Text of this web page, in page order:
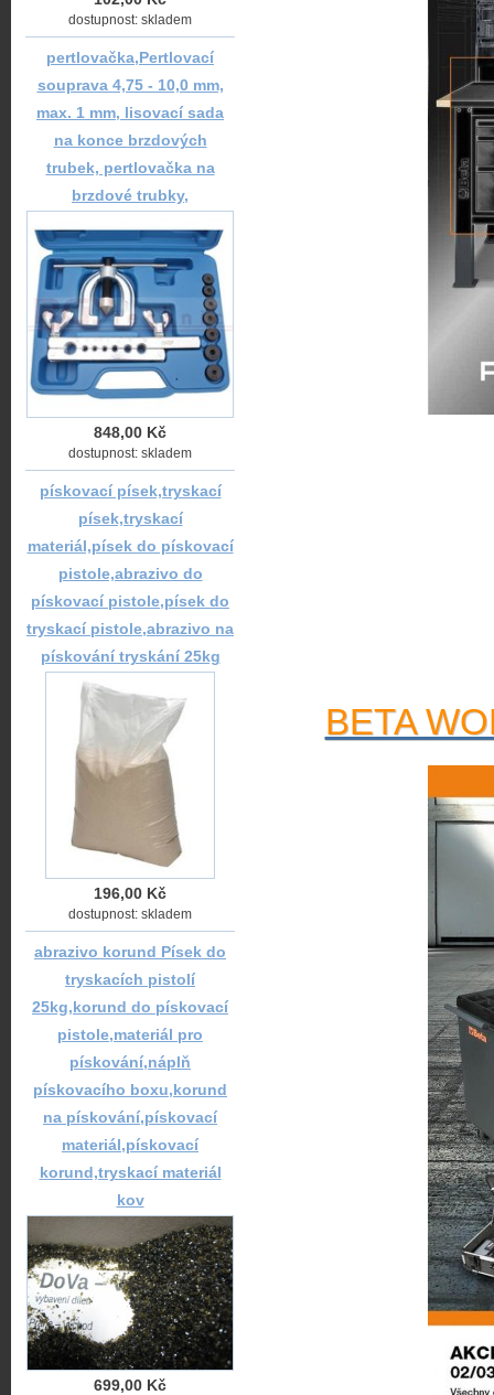
BETA
dostupnost: skladem
pertlovačka,Pertlovací
souprava 4,75 - 10,0 mm,
max. 1 mm, lisovací sada
na konce brzdových
trubek, pertlovačka na
brzdové trubky,
848,00 Kč
dostupnost: skladem
pískovací písek,tryskací
písek,tryskací
materiál,písek do pískovací
pistole,abrazivo do
pískovací pistole,písek do
tryskací pistole,abrazivo na
pískování tryskání 25kg
196,00 Kč
dostupnost: skladem
abrazivo korund Písek do
tryskacích pistolí
25kg,korund do pískovací
pistole,materiál pro
pískování,náplň
pískovacího boxu,korund
na pískování,pískovací
materiál,pískovací
korund,tryskací materiál
kov
699,00 Kč